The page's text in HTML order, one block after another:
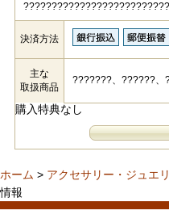
決済方法
主な
取扱商品
???????、??????、
購入特典なし
ホーム > アクセサリー・ジュエ
情報